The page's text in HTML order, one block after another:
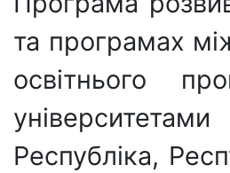
та програмах
освітнього
Республіка,